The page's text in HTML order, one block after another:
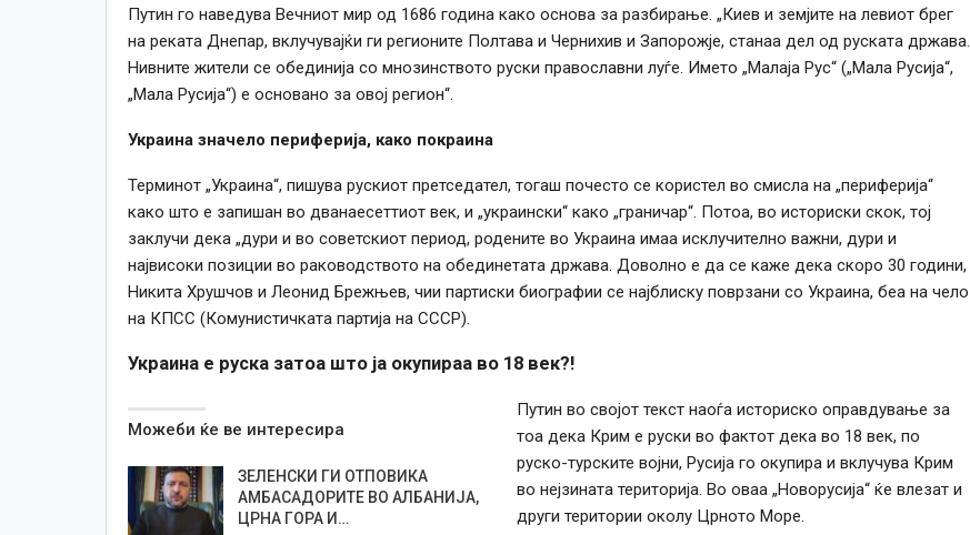
Путин го наведува Вечниот мир од 1686 година како основа за разбирање. „Киев и земјите на левиот брег
на реката Днепар, вклучувајќи ги регионите Полтава и Чернихив и Запорожје, станаа дел од руската држава.
Нивните жители се обединија со мнозинството руски православни луѓе. Името „Малаја Рус“ („Мала Русија“,
„Мала Русија“) е основано за овој регион“.
Украина значело периферија, како покраина
Терминот „Украина“, пишува рускиот претседател, тогаш почесто се користел во смисла на „периферија“
како што е запишан во дванаесеттиот век, и „украински“ како „граничар“. Потоа, во историски скок, тој
заклучи дека „дури и во советскиот период, родените во Украина имаа исклучително важни, дури и
највисоки позиции во раководството на обединетата држава. Доволно е да се каже дека скоро 30 години,
Никита Хрушчов и Леонид Брежњев, чии партиски биографии се најблиску поврзани со Украина, беа на чело
на КПСС (Комунистичката партија на СССР).
Украина е руска затоа што ја окупираа во 18 век?!
Можеби ќе ве интересира
ЗЕЛЕНСКИ ГИ ОТПОВИКА
АМБАСАДОРИТЕ ВО АЛБАНИЈА,
ЦРНА ГОРА И…
Путин во својот текст наоѓа историско оправдување за
тоа дека Крим е руски во фактот дека во 18 век, по
руско-турските војни, Русија го окупира и вклучува Крим
во нејзината територија. Во оваа „Новорусија“ ќе влезат и
други територии околу Црното Море.